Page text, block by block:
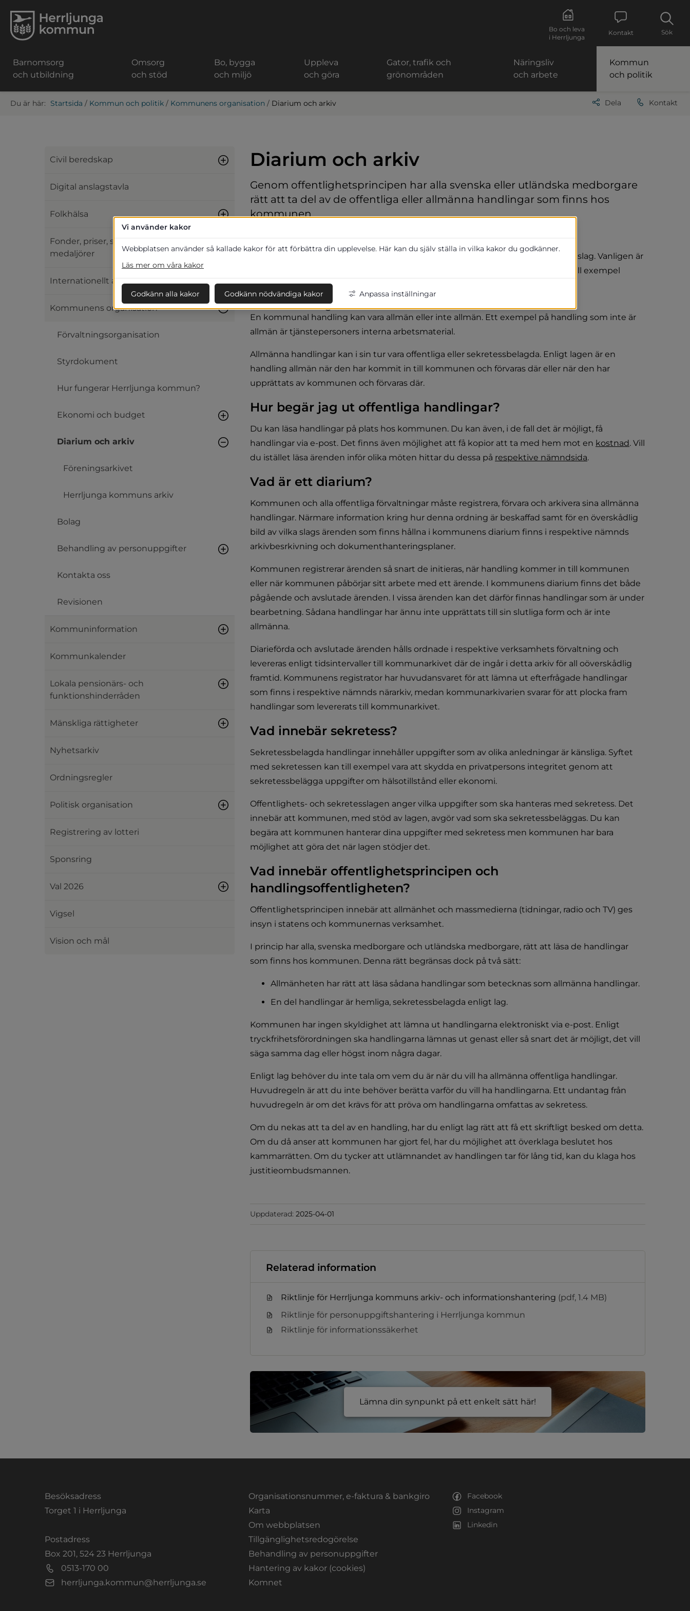
Bo och leva
i Herrljunga
Kontakt Sök
Barnomsorg
och utbildning
Omsorg
och stöd
Bo, bygga
och miljö
Uppleva
och göra
Gator, trafik och
grönområden
Näringsliv
och arbete
Kommun
och politik
Startsida / Kommun och politik / Kommunens organisation / Diarium och arkiv Dela Kontakt
Civil beredskap
Digital anslagstavla
Folkhälsa
Fonder, priser, stipendier och
medaljörer
Internationellt arbete
Kommunens organisation
Förvaltningsorganisation
Styrdokument
Hur fungerar Herrljunga kommun?
Ekonomi och budget
Diarium och arkiv
Föreningsarkivet
Herrljunga kommuns arkiv
Bolag
Behandling av personuppgifter
Kontakta oss
Revisionen
Kommuninformation
Kommunkalender
Lokala pensionärs- och
funktionshinderråden
Mänskliga rättigheter
Nyhetsarkiv
Ordningsregler
Politisk organisation
Registrering av lotteri
Sponsring
Val 2026
Vigsel
Vision och mål
Diarium och arkiv
Genom offentlighetsprincipen har alla svenska eller utländska medborgare
rätt att ta del av de offentliga eller allmänna handlingar som finns hos
kommunen.
Vad är en handling?
En handling kan beskrivas som någonting som innehåller information av något slag. Vanligen är
det brev, protokoll, beslutsunderlag och beslut. Men det kan också handla om till exempel
fakturor, bokföring, e-post, film- eller ljudinspelning.
Allmän handling
En kommunal handling kan vara allmän eller inte allmän. Ett exempel på handling som inte är
allmän är tjänstepersoners interna arbetsmaterial.
Allmänna handlingar kan i sin tur vara offentliga eller sekretessbelagda. Enligt lagen är en
handling allmän när den har kommit in till kommunen och förvaras där eller när den har
upprättats av kommunen och förvaras där.
Hur begär jag ut offentliga handlingar?
Du kan läsa handlingar på plats hos kommunen. Du kan även, i de fall det är möjligt, få
handlingar via e-post. Det finns även möjlighet att få kopior att ta med hem mot en kostnad. Vill
du istället läsa ärenden inför olika möten hittar du dessa på respektive nämndsida.
Vad är ett diarium?
Kommunen och alla offentliga förvaltningar måste registrera, förvara och arkivera sina allmänna
handlingar. Närmare information kring hur denna ordning är beskaffad samt för en överskådlig
bild av vilka slags ärenden som finns hållna i kommunens diarium finns i respektive nämnds
arkivbesrkivning och dokumenthanteringsplaner.
Kommunen registrerar ärenden så snart de initieras, när handling kommer in till kommunen
eller när kommunen påbörjar sitt arbete med ett ärende. I kommunens diarium finns det både
pågående och avslutade ärenden. I vissa ärenden kan det därför finnas handlingar som är under
bearbetning. Sådana handlingar har ännu inte upprättats till sin slutliga form och är inte
allmänna.
Diarieförda och avslutade ärenden hålls ordnade i respektive verksamhets förvaltning och
levereras enligt tidsintervaller till kommunarkivet där de ingår i detta arkiv för all oöverskådlig
framtid. Kommunens registrator har huvudansvaret för att lämna ut efterfrågade handlingar
som finns i respektive nämnds närarkiv, medan kommunarkivarien svarar för att plocka fram
handlingar som levererats till kommunarkivet.
Vad innebär sekretess?
Sekretessbelagda handlingar innehåller uppgifter som av olika anledningar är känsliga. Syftet
med sekretessen kan till exempel vara att skydda en privatpersons integritet genom att
sekretessbelägga uppgifter om hälsotillstånd eller ekonomi.
Offentlighets- och sekretesslagen anger vilka uppgifter som ska hanteras med sekretess. Det
innebär att kommunen, med stöd av lagen, avgör vad som ska sekretessbeläggas. Du kan
begära att kommunen hanterar dina uppgifter med sekretess men kommunen har bara
möjlighet att göra det när lagen stödjer det.
Vad innebär offentlighetsprincipen och
handlingsoffentligheten?
Offentlighetsprincipen innebär att allmänhet och massmedierna (tidningar, radio och TV) ges
insyn i statens och kommunernas verksamhet.
I princip har alla, svenska medborgare och utländska medborgare, rätt att läsa de handlingar
som finns hos kommunen. Denna rätt begränsas dock på två sätt:
Allmänheten har rätt att läsa sådana handlingar som betecknas som allmänna handlingar.
En del handlingar är hemliga, sekretessbelagda enligt lag.
Kommunen har ingen skyldighet att lämna ut handlingarna elektroniskt via e-post. Enligt
tryckfrihetsförordningen ska handlingarna lämnas ut genast eller så snart det är möjligt, det vill
säga samma dag eller högst inom några dagar.
Enligt lag behöver du inte tala om vem du är när du vill ha allmänna offentliga handlingar.
Huvudregeln är att du inte behöver berätta varför du vill ha handlingarna. Ett undantag från
huvudregeln är om det krävs för att pröva om handlingarna omfattas av sekretess.
Om du nekas att ta del av en handling, har du enligt lag rätt att få ett skriftligt besked om detta.
Om du då anser att kommunen har gjort fel, har du möjlighet att överklaga beslutet hos
kammarrätten. Om du tycker att utlämnandet av handlingen tar för lång tid, kan du klaga hos
justitieombudsmannen.
Uppdaterad: 2025-04-01
Relaterad information
Riktlinje för Herrljunga kommuns arkiv- och informationshantering (pdf, 1.4 MB)
Riktlinje för personuppgiftshantering i Herrljunga kommun
Riktlinje för informationssäkerhet
Lämna din synpunkt på ett enkelt sätt här!
Besöksadress
Torget 1 i Herrljunga
Postadress
Box 201, 524 23 Herrljunga
0513-170 00
herrljunga.kommun@herrljunga.se
Organisationsnummer, e-faktura & bankgiro
KartaLänk till annan webbplats.
Om webbplatsen
Tillgänglighetsredogörelse
Behandling av personuppgifter
Hantering av kakor (cookies)
KomnetLänk till annan webbplats, öppnas i nytt fönster.
Facebook
Instagram
Linkedin
Vi använder kakor
Webbplatsen använder så kallade kakor för att förbättra din upplevelse. Här kan du själv ställa in vilka kakor du godkänner.
Läs mer om våra kakor
Godkänn alla kakor Godkänn nödvändiga kakor Anpassa inställningar